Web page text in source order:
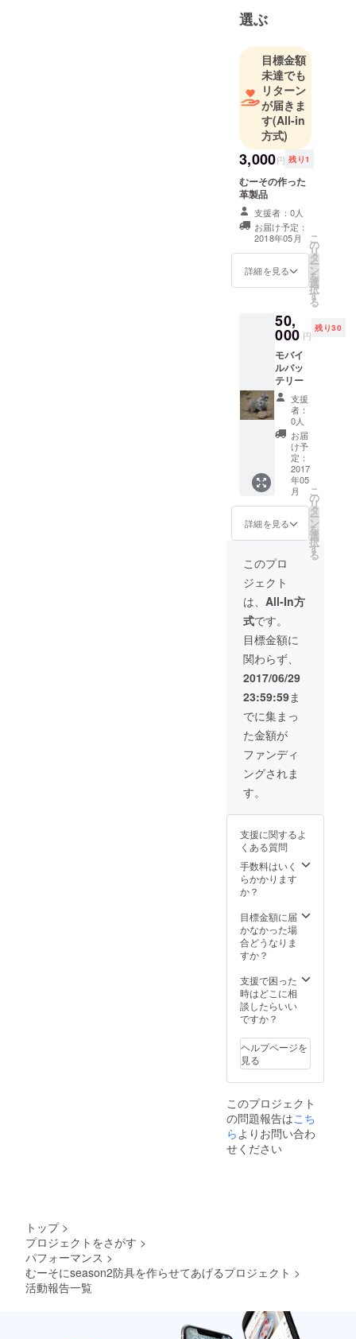
むーそで
やってます
ฅ*’ω’*ฅﾆｬﾝ♪
選ぶ
目標金額
未達でも
リターン
が届きま
す(All-in
方式)
3,000円 残り1
むーその作った
革製品
支援者：0人
お届け予定：
2018年05月
詳細を見る
こ
の
リ
タ
ー
ン
を
選
択
す
る
50,
000 円
残り30
モバイ
ルバッ
テリー
支援
者：
0人
お届
け予
定：
2017
年05
月
詳細を見る
こ
の
リ
タ
ー
ン
を
選
択
す
る
このプロ
ジェクト
は、 All-In方
式です。
目標金額に
関わらず、
2017/06/29
23:59:59ま
でに集まっ
た金額が
ファンディ
ングされま
す。
支援に関するよ
くある質問
手数料はいく
らかかります
か？
目標金額に届
かなかった場
合どうなりま
すか？
支援で困った
時はどこに相
談したらいい
ですか？
ヘルプページを
見る
このプロジェクト
の問題報告はこち
らよりお問い合わ
せください
トップ >
プロジェクトをさがす >
パフォーマンス >
むーそにseason2防具を作らせてあげるプロジェクト >
活動報告一覧